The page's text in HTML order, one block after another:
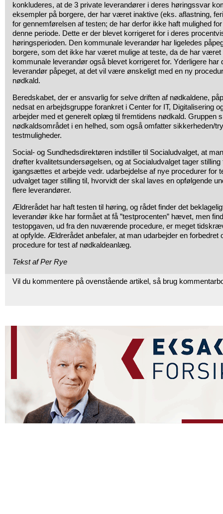
konkluderes, at de 3 private leverandører i deres høringssvar
eksempler på borgere, der har været inaktive (eks. aflastning,
for gennemførelsen af testen; de har derfor ikke haft mulighed
denne periode. Dette er der blevet korrigeret for i deres
høringsperioden. Den kommunale leverandør har ligeledes
borgere, som det ikke har været mulige at teste, da de har været
kommunale leverandør også blevet korrigeret for. Yderligere har
leverandør påpeget, at det vil være ønskeligt med en ny
nødkald.
Beredskabet, der er ansvarlig for selve driften af nødkaldene,
nedsat en arbejdsgruppe forankret i Center for IT, Digitalisering
arbejder med et generelt oplæg til fremtidens nødkald. Gruppen
nødkaldsområdet i en helhed, som også omfatter sikkerheden/
testmuligheder.
Social- og Sundhedsdirektøren indstiller til Socialudvalget, at
drøfter kvalitetsundersøgelsen, og at Socialudvalget tager
igangsættes et arbejde vedr. udarbejdelse af nye procedurer for
udvalget tager stilling til, hvorvidt der skal laves en opfølgende
flere leverandører.
Ældrerådet har haft testen til høring, og rådet finder det
leverandør ikke har formået at få ”testprocenten” hævet, men
testopgaven, ud fra den nuværende procedure, er meget
at opfylde. Ældrerådet anbefaler, at man udarbejder en forbedret
procedure for test af nødkaldeanlæg.
Tekst af Per Rye
Vil du kommentere på ovenstående artikel, så brug